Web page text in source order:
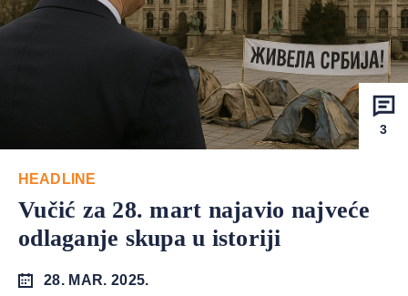
3
HEADLINE
Vučić za 28. mart najavio najveće
odlaganje skupa u istoriji
28. MAR. 2025.